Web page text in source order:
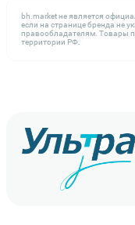
bh.market не является
если на странице бренда не
правообладателям. Товары
территории РФ.